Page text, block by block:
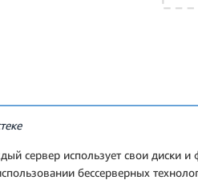
сервер использует свои диски и
бессерверных